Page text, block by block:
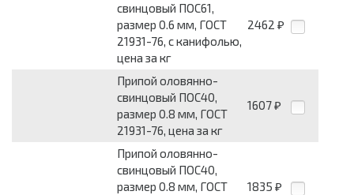
свинцовый ПОС61,
размер 0.6 мм, ГОСТ
21931-76, с канифолью,
цена за кг
2462 ₽
Припой оловянно-
свинцовый ПОС40,
размер 0.8 мм, ГОСТ
21931-76, цена за кг
1607 ₽
Припой оловянно-
свинцовый ПОС40,
размер 0.8 мм, ГОСТ
1835 ₽